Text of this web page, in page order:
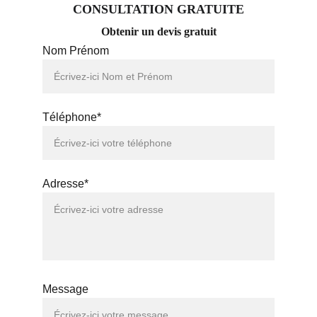
Nom Prénom
Téléphone*
Adresse*
Message
CONSULTATION GRATUITE
Obtenir un devis gratuit